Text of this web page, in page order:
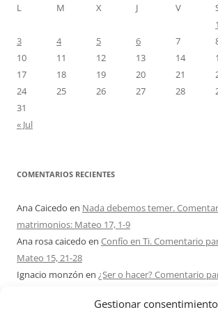
Gestionar consentimiento
L
M X J V
1
3
4 5 6 7
10
11 12 13 14
17
18 19 20 21
24
25 26 27 28
31
« Jul
COMENTARIOS RECIENTES
Ana Caicedo en Nada debemos temer.
matrimonios: Mateo 17, 1-9
Ana rosa caicedo en Confío en Ti. Comentario
Mateo 15, 21-28
Ignacio monzón en ¿Ser o hacer? Comentario
Maria Asuncion Herrero Mendezen¿Ser o